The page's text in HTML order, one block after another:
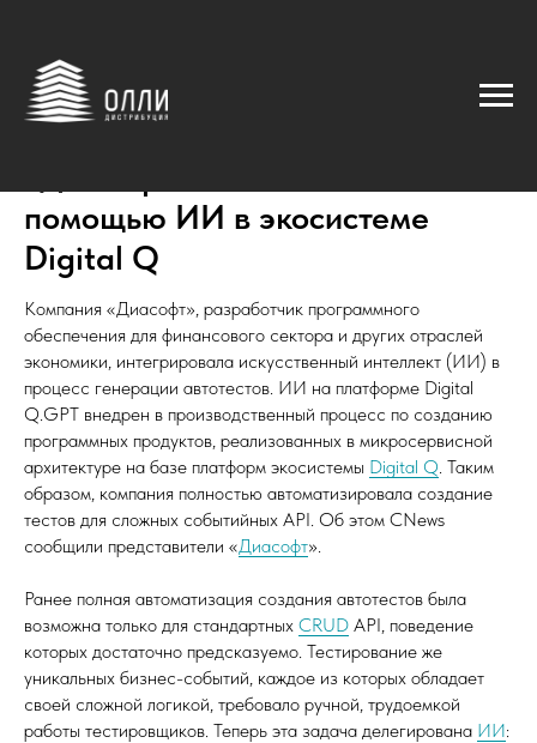
помощью ИИ в экосистеме
Digital Q
Компания «Диасофт», разработчик программного
обеспечения для финансового сектора и других отраслей
экономики, интегрировала искусственный интеллект (ИИ) в
процесс генерации автотестов. ИИ на платформе Digital
Q.GPT внедрен в производственный процесс по созданию
программных продуктов, реализованных в микросервисной
архитектуре на базе платформ экосистемы Digital Q. Таким
образом, компания полностью автоматизировала создание
тестов для сложных событийных API. Об этом CNews
сообщили представители «Диасофт».
Ранее полная автоматизация создания автотестов была
возможна только для стандартных CRUD API, поведение
которых достаточно предсказуемо. Тестирование же
уникальных бизнес-событий, каждое из которых обладает
своей сложной логикой, требовало ручной, трудоемкой
работы тестировщиков. Теперь эта задача делегирована ИИ: